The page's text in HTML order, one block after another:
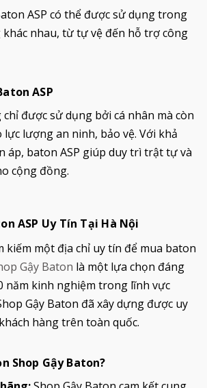
ASP có thể được sử dụng trong
nhau, từ tự vệ đến hỗ trợ công
ASP
chỉ được sử dụng bởi cá nhân mà còn
lượng an ninh, bảo vệ. Với khả
áp, baton ASP giúp duy trì trật tự và
cộng đồng.
ASP Uy Tín Tại Hà Nội
kiếm một địa chỉ uy tín để mua baton
Gậy Baton là một lựa chọn đáng
năm kinh nghiệm trong lĩnh vực
Gậy Baton đã xây dựng được uy
hàng trên toàn quốc.
Shop Gậy Baton?